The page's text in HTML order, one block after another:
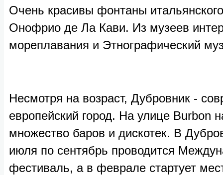
Очень красивы фонтаны
Онофрио де Ла Кави. Из музеев
мореплавания и Этнографический
Несмотря на возраст, Дубровник -
европейский город. На улице Burbon
множество баров и дискотек. В
июля по сентябрь проводится
фестиваль, а в феврале стартует